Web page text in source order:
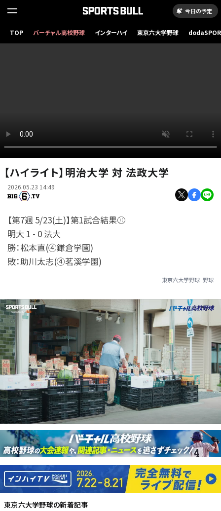
今日の予定
TOP バーチャル高校野球 インターハイ 東京六大学野球
【ハイライト】明治大学 対 法政大学
2026.05.23 14:49
【第7週 5/23(土)】第1試合結果⚾
明大 1 - 0 法大
勝：松本直(④鎌倉学園)
敗：助川太志(④茗溪学園)
東京六大学野球 野球
東京六大学野球の新着記事